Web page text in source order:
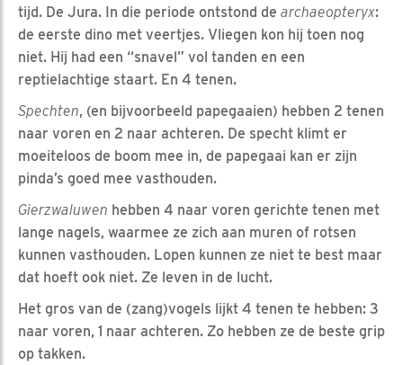
tijd. De Jura. In die periode ontstond de archaeopteryx:
de eerste dino met veertjes. Vliegen kon hij toen nog
niet. Hij had een “snavel” vol tanden en een
reptielachtige staart. En 4 tenen.
Spechten, (en bijvoorbeeld papegaaien) hebben 2 tenen
naar voren en 2 naar achteren. De specht klimt er
moeiteloos de boom mee in, de papegaai kan er zijn
pinda’s goed mee vasthouden.
Gierzwaluwen hebben 4 naar voren gerichte tenen met
lange nagels, waarmee ze zich aan muren of rotsen
kunnen vasthouden. Lopen kunnen ze niet te best maar
dat hoeft ook niet. Ze leven in de lucht.
Het gros van de (zang)vogels lijkt 4 tenen te hebben: 3
naar voren, 1 naar achteren. Zo hebben ze de beste grip
op takken.